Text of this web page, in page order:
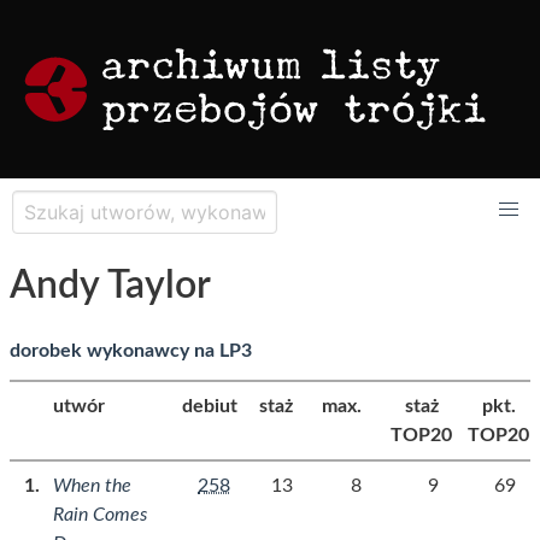
Andy Taylor
dorobek wykonawcy na LP3
utwór debiut staż max.
staż
TOP20
pkt.
TOP20
When the
Rain Comes
258 13 8 9 69